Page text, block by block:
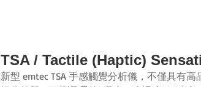
TSA / Tactile (Haptic)
新型 emtec TSA 手感觸覺分析儀，不僅具有高